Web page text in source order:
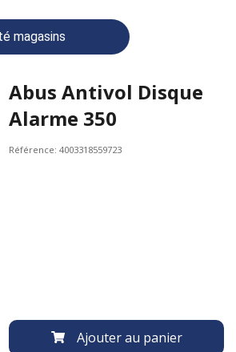
magasins
Abus Antivol Disque
Alarme 350
Référence:4003318559723
Ajouter au panier